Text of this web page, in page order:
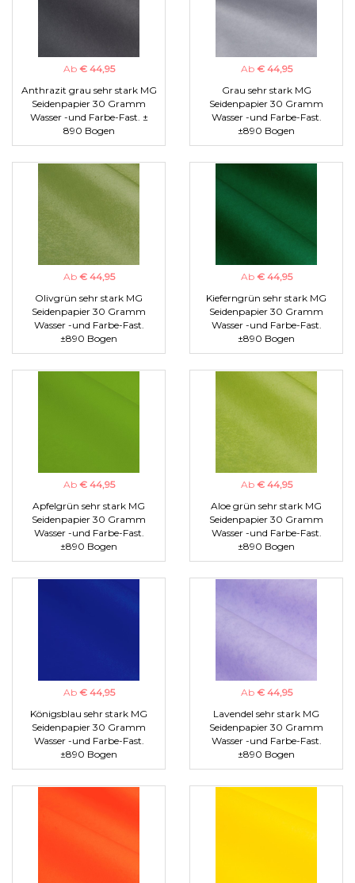
Ab € 44,95
Anthrazit grau sehr stark MG
Seidenpapier 30 Gramm
Wasser -und Farbe-Fast. ±
890 Bogen
Ab € 44,95
Grau sehr stark MG
Seidenpapier 30 Gramm
Wasser -und Farbe-Fast.
±890 Bogen
Ab € 44,95
Olivgrün sehr stark MG
Seidenpapier 30 Gramm
Wasser -und Farbe-Fast.
±890 Bogen
Ab € 44,95
Kieferngrün sehr stark MG
Seidenpapier 30 Gramm
Wasser -und Farbe-Fast.
±890 Bogen
Ab € 44,95
Apfelgrün sehr stark MG
Seidenpapier 30 Gramm
Wasser -und Farbe-Fast.
±890 Bogen
Ab € 44,95
Aloe grün sehr stark MG
Seidenpapier 30 Gramm
Wasser -und Farbe-Fast.
±890 Bogen
Ab € 44,95
Königsblau sehr stark MG
Seidenpapier 30 Gramm
Wasser -und Farbe-Fast.
±890 Bogen
Ab € 44,95
Lavendel sehr stark MG
Seidenpapier 30 Gramm
Wasser -und Farbe-Fast.
±890 Bogen